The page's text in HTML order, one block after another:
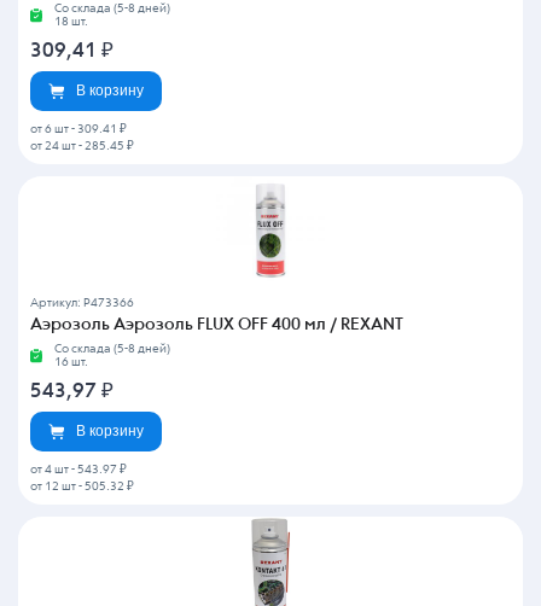
Со склада (5-8 дней)
18 шт.
309,41 ₽
В корзину
от 6 шт - 309.41 ₽
от 24 шт - 285.45 ₽
Артикул: P473366
Аэрозоль Аэрозоль FLUX OFF 400 мл / REXANT
Со склада (5-8 дней)
16 шт.
543,97 ₽
В корзину
от 4 шт - 543.97 ₽
от 12 шт - 505.32 ₽